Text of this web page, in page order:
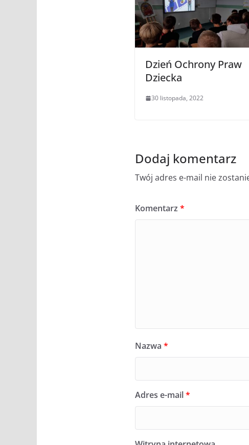
Dzień Ochrony Praw
Dziecka
30 listopada, 2022
Dodaj komentarz
Twój adres e-mail nie
Komentarz *
Nazwa *
Adres e-mail*